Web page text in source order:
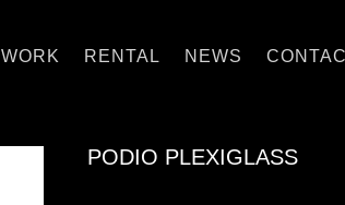
WORK RENTAL NEWS
PODIO PLEXIGLASS